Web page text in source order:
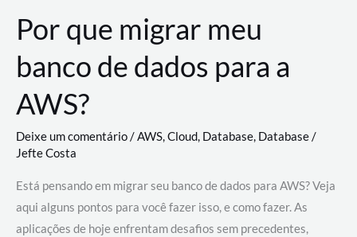
Por que migrar meu
banco de dados para a
AWS?
Deixe um comentário/AWS,Cloud, Database, Database/
Jefte Costa
Está pensando em migrar seu banco de dados para AWS? Veja
aqui alguns pontos para você fazer isso, e como fazer. As
aplicações de hoje enfrentam desafios sem precedentes,